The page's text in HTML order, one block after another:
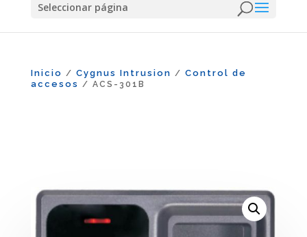
Seleccionar página
Inicio / Cygnus Intrusion / Control de
accesos / ACS-301B